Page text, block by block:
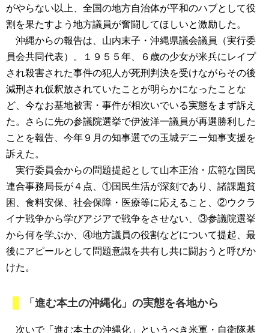
がやらない以上、全国の地方自治体が平和のハブとして役
割を果たすよう地方議員が奮闘してほしいと激励した。
沖縄からの報告は、山内末子・沖縄県議会議員（実行委
員会共同代表）。１９５５年、６歳の少女が米兵にレイプ
され殺害された事件の犯人が死刑判決を受けながらその後
減刑され仮釈放されていたことが明らかになったことな
ど、今なお基地被害・事件が相次いでいる実態をまず訴え
た。さらに先の参議院選挙で伊波洋一議員が再選勝利した
ことを報告、今年９月の知事選での玉城デニー知事支援を
訴えた。
実行委員会からの問題提起として山本正治・広範な国民
連合事務局長が４点、①国民生活が深刻であり、諸課題貧
困、食料安保、社会保障・医療等に応えること、②ウクラ
イナ戦争から学びアジアで戦争をさせない、③参議院選挙
から何を学ぶか、④地方議員の役割などについて提起、最
後にアピールとして問題意識を共有し共に闘おうと呼びか
けた。
「進む本土の沖縄化」の実態を各地から
次いで「進む本土の沖縄化」というべき米軍・自衛隊基